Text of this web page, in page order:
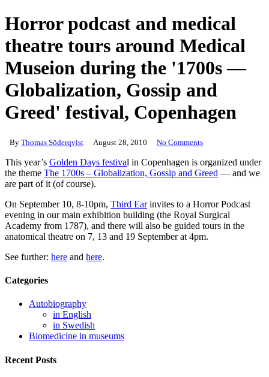
Horror podcast and medical
theatre tours around Medical
Museion during the '1700s —
Globalization, Gossip and
Greed' festival, Copenhagen
By Thomas Söderqvist August 28, 2010 No Comments
This year’s Golden Days festival in Copenhagen is organized under
the theme The 1700s – Globalization, Gossip and Greed — and we
are part of it (of course).
On September 10, 8-10pm, Third Earinvites to a Horror Podcast
evening in our main exhibition building (the Royal Surgical
Academy from 1787), and there will also be guided tours in the
anatomical theatre on 7, 13 and 19 September at 4pm.
See further: here and here.
Categories
Autobiography
in English
in Swedish
Biomedicine in museums
Recent Posts